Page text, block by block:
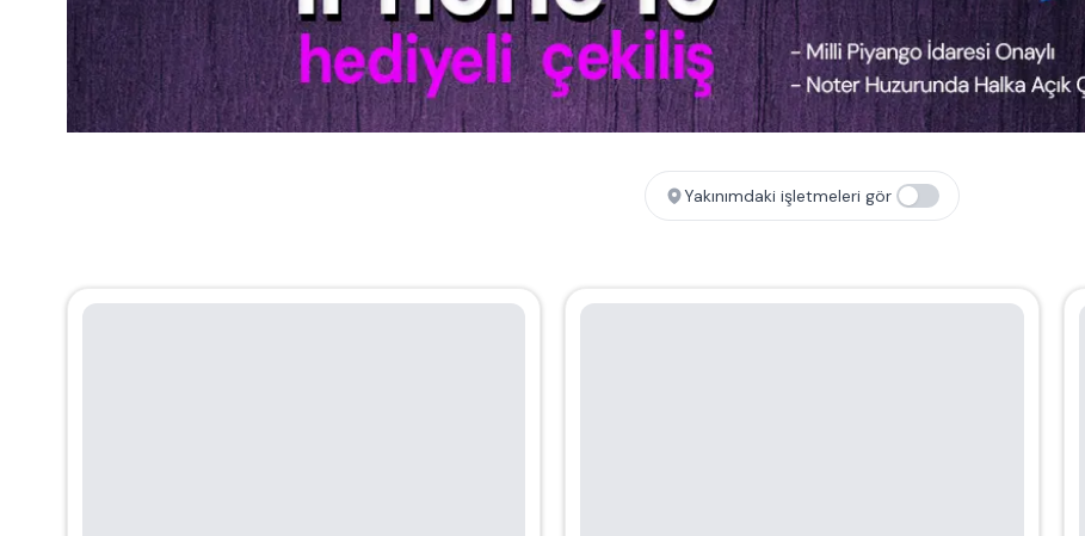
Yakınımdaki işletmeleri gör